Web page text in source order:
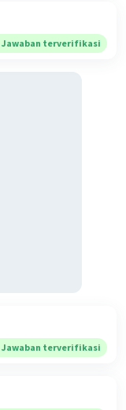
Jawaban terverifikasi
Jawaban terverifikasi